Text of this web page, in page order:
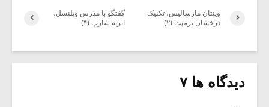
گفتگو با مدرس ویلنسل،
ایرنه شارپ (۴)
وینتان مارسالیس، تکنیک
درخشان ترمپت (۲)
دیدگاه ها ۷